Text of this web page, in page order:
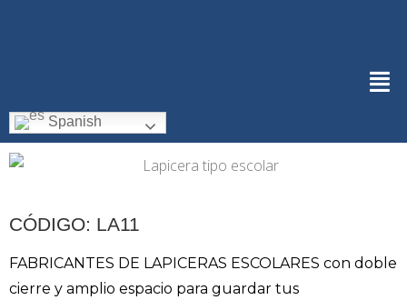
Spanish
CÓDIGO: LA11
FABRICANTES DE LAPICERAS ESCOLARES con doble
cierre y amplio espacio para guardar tus